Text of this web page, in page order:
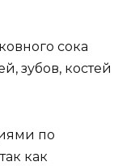
сока
зубов, костей
по
как